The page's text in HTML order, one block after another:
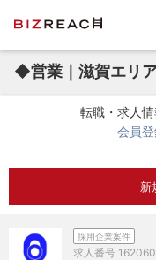
転職・求人
会員登
新
採用企業案件
求人番号